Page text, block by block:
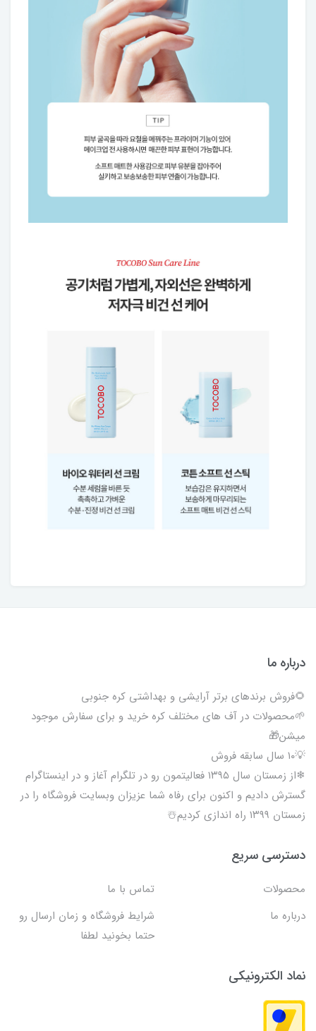
درباره ما
🌻فروش برندهای برتر آرایشی و بهداشتی کره جنوبی
🌱محصولات در آف های مختلف کره خرید و برای سفارش موجود
میشن🎁
💡۱۰ سال سابقه فروش
❄از زمستان سال ۱۳۹۵ فعالیتمون رو در تلگرام آغاز و در اینستاگرام
گسترش دادیم و اکنون برای رفاه شما عزیزان وبسایت فروشگاه را در
زمستان ۱۳۹۹ راه اندازی کردیم☃️
دسترسی سریع
محصولات
تماس با ما
درباره ما
شرایط فروشگاه و زمان ارسال رو
حتما بخونید لطفا
نماد الکترونیکی